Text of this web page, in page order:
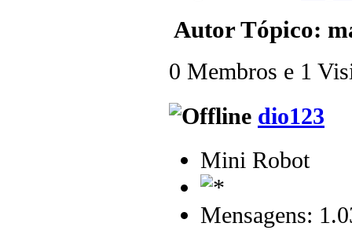
AutorTópico:
0 Membros e 1
dio123
Mini Robot
Mensagens: